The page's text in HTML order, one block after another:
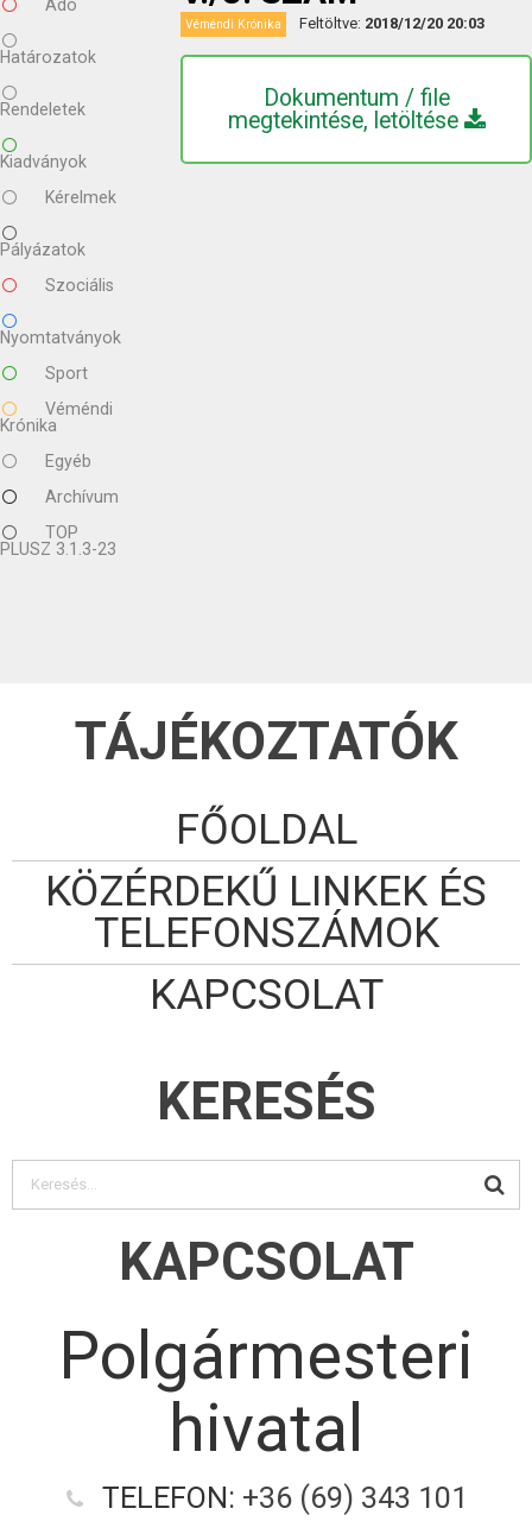
Adó
Határozatok
Rendeletek
Kiadványok
Kérelmek
Pályázatok
Szociális
Nyomtatványok
Sport
Véméndi
Krónika
Egyéb
Archívum
TOP
PLUSZ 3.1.3-23
Véméndi Krónika Feltöltve: 2018/12/20 20:03
Dokumentum / file
megtekintése, letöltése
TÁJÉKOZTATÓK
FŐOLDAL
KÖZÉRDEKŰ LINKEK ÉS
TELEFONSZÁMOK
KAPCSOLAT
KERESÉS
KAPCSOLAT
Polgármesteri
hivatal
TELEFON: +36 (69) 343 101